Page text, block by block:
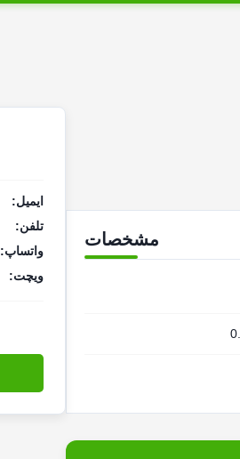
مشخصات
ایمیل:
تلفن:
واتساپ:
ویچت: